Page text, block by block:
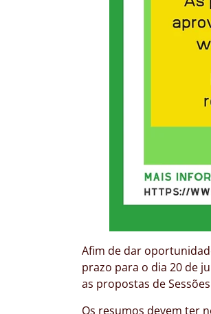
Afim de dar
prazo para o dia 20 de
as propostas de
Os resumos devem ter